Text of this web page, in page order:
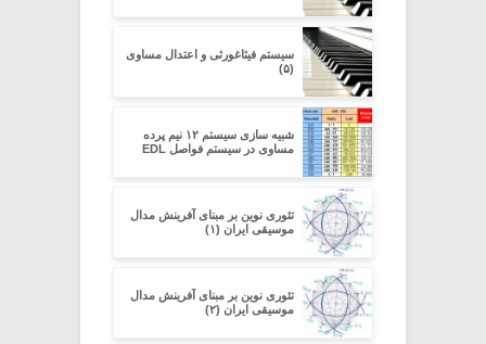
سیستم فیثاغورثی و اعتدال مساوی
(۵)
شبیه سازی سیستم ۱۲ نیم پرده
مساوی در سیستم فواصل EDL
تئوری نوین بر مبنای آفرینش مدال
موسیقی ایران (۱)
تئوری نوین بر مبنای آفرینش مدال
موسیقی ایران (۲)